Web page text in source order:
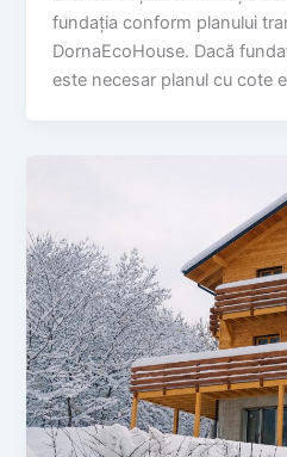
fundația conform planului
DornaEcoHouse. Dacă
este necesar planul cu cote